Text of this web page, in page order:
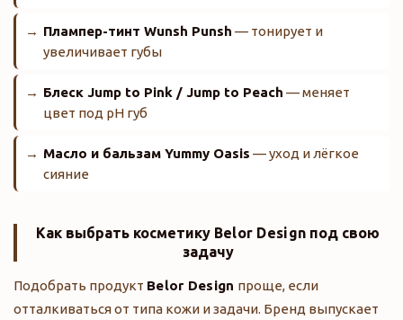
Плампер-тинт Wunsh Punsh — тонирует и
увеличивает губы
Блеск Jump to Pink / Jump to Peach — меняет
цвет под pH губ
Масло и бальзам Yummy Oasis — уход и лёгкое
сияние
Как выбрать косметику Belor Design под свою
задачу
Подобрать продукт Belor Design проще, если
отталкиваться от типа кожи и задачи. Бренд выпускает